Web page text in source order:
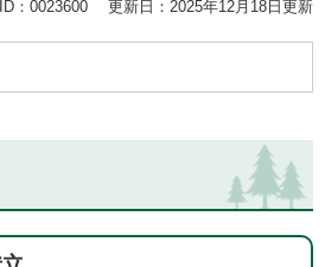
：0023600 更新日：2025年12月18日更新